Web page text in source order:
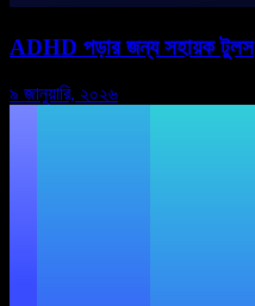
ADHD পড়ার জন্য সহায়ক টুলস
৯ জানুয়ারি, ২০২৬